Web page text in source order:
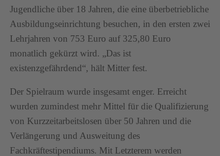
Jugendliche über 18 Jahren, die eine überbetriebliche
Ausbildungseinrichtung besuchen, in den ersten zwei
Lehrjahren von 753 Euro auf 325,80 Euro
monatlich gekürzt wird. „Das ist
existenzgefährdend“, hält Mitter fest.
Der Spielraum wurde insgesamt enger. Erreicht
wurden zumindest mehr Mittel für die Qualifizierung
von Kurzzeitarbeitslosen über 50 Jahren und die
Verlängerung und Ausweitung des
Fachkräftestipendiums. Mit Letzterem werden